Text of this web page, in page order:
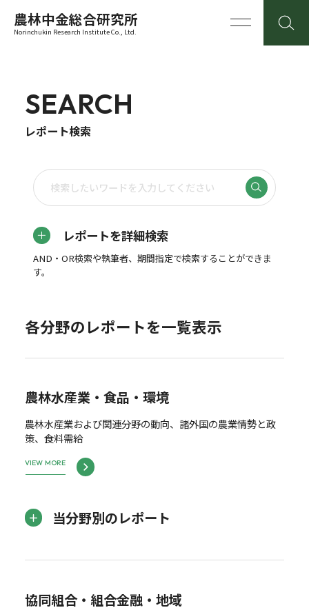
農林中金総合研究所
Norinchukin Research Institute Co., Ltd.
SEARCH
レポート検索
レポートを詳細検索
AND・OR検索や執筆者、期間指定で検索することができま
す。
各分野のレポートを一覧表示
農林水産業・食品・環境
農林水産業および関連分野の動向、諸外国の農業情勢と政
策、食料需給
VIEW MORE
当分野別のレポート
協同組合・組合金融・地域